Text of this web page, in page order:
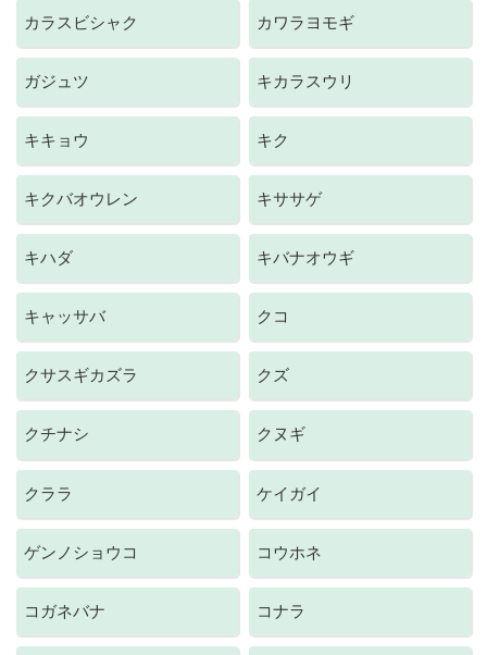
カラスビシャク カワラヨモギ
ガジュツ キカラスウリ
キキョウ キク
キクバオウレン キササゲ
キハダ キバナオウギ
キャッサバ クコ
クサスギカズラ クズ
クチナシ クヌギ
クララ ケイガイ
ゲンノショウコ コウホネ
コガネバナ コナラ